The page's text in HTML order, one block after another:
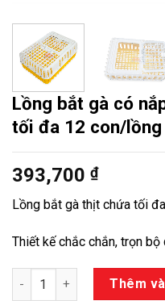
Lồng bắt gà có
tối đa 12 con/lồng
393,700 ₫
Lồng bắt gà thịt chứa tối
Thiết kế chắc chắn, trọn
Số lượng Thêm